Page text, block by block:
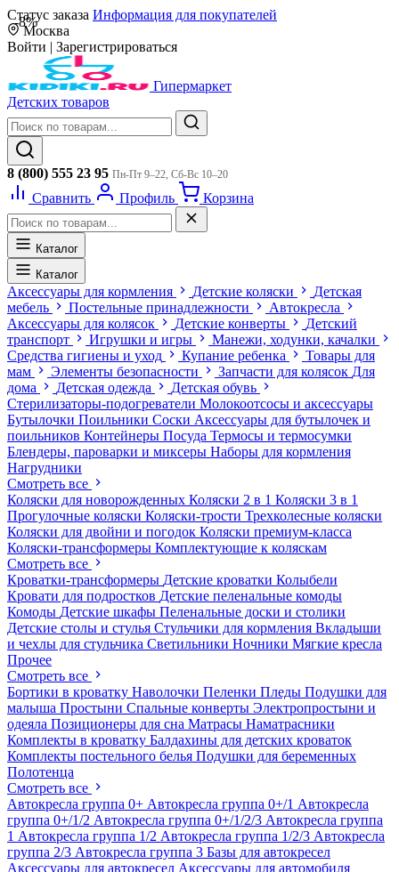
Статус заказа Информация для покупателей
Москва
Войти | Зарегистрироваться
Гипермаркет
Детских товаров
8 (800) 555 23 95 Пн-Пт 9–22, Сб-Вс 10–20
Сравнить Профиль Корзина
Каталог
Каталог
Аксессуары для кормления Детские коляски
Детская
мебель
Постельные принадлежности
Автокресла
Аксессуары для колясок
Детские конверты
Детский
транспорт
Игрушки и игры
Манежи, ходунки, качалки
Средства гигиены и уход
Купание ребенка
Товары для
мам
Элементы безопасности Запчасти для колясок Для
дома
Детская одежда
Детская обувь
Стерилизаторы-подогреватели Молокоотсосы и аксессуары
Бутылочки Поильники Соски Аксессуары для бутылочек и
поильников Контейнеры Посуда Термосы и термосумки
Блендеры, пароварки и миксеры Наборы для кормления
Нагрудники
Смотреть все
Коляски для новорожденных Коляски 2 в 1 Коляски 3 в 1
Прогулочные коляски Коляски-трости Трехколесные коляски
Коляски для двойни и погодок Коляски премиум-класса
Коляски-трансформеры Комплектующие к коляскам
Смотреть все
Кроватки-трансформеры Детские кроватки Колыбели
Кровати для подростков Детские пеленальные комоды
Комоды Детские шкафы Пеленальные доски и столики
Детские столы и стулья Стульчики для кормления Вкладыши
и чехлы для стульчика Светильники Ночники Мягкие кресла
Прочее
Смотреть все
Бортики в кроватку Наволочки Пеленки Пледы Подушки для
малыша Простыни Спальные конверты Электропростыни и
одеяла Позиционеры для сна Матрасы Наматрасники
Комплекты в кроватку Балдахины для детских кроваток
Комплекты постельного белья Подушки для беременных
Полотенца
Смотреть все
Автокресла группа 0+ Автокресла группа 0+/1 Автокресла
группа 0+/1/2 Автокресла группа 0+/1/2/3 Автокресла группа
1 Автокресла группа 1/2 Автокресла группа 1/2/3 Автокресла
группа 2/3 Автокресла группа 3 Базы для автокресел
Аксессуары для автокресел Аксессуары для автомобиля
-8%